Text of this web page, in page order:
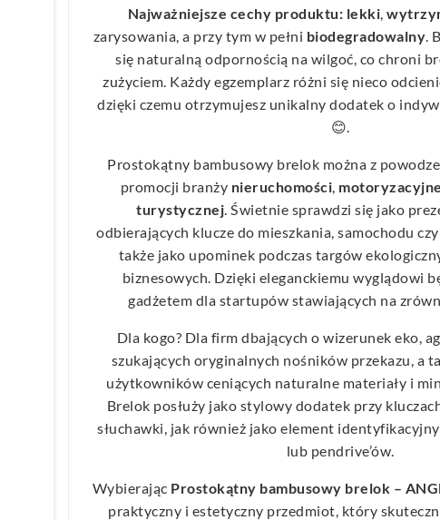
Najważniejsze cechy produktu: lekki,
zarysowania, a przy tym w pełni biodegradowalny.
się naturalną odpornością na wilgoć, co chroni
zużyciem. Każdy egzemplarz różni się nieco
dzięki czemu otrzymujesz unikalny dodatek o
😊.
Prostokątny bambusowy brelok można z
promocji branży nieruchomości,
turystycznej. Świetnie sprawdzi się jako
odbierających klucze do mieszkania, samochodu
także jako upominek podczas targów
biznesowych. Dzięki eleganckiemu wyglądowi
gadżetem dla startupów stawiających na
Dla kogo? Dla firm dbających o wizerunek eko,
szukających oryginalnych nośników przekazu, a
użytkowników ceniących naturalne materiały i
Brelok posłuży jako stylowy dodatek przy
słuchawki, jak również jako element
lub pendrive’ów.
Wybierając Prostokątny bambusowy brelok –
praktyczny i estetyczny przedmiot, który